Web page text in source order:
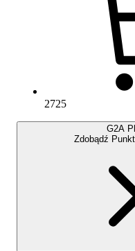
2725
G2A
Zdobądź